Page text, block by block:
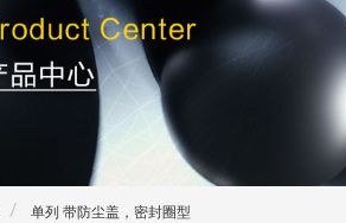
单列 带防尘盖，密封圈型